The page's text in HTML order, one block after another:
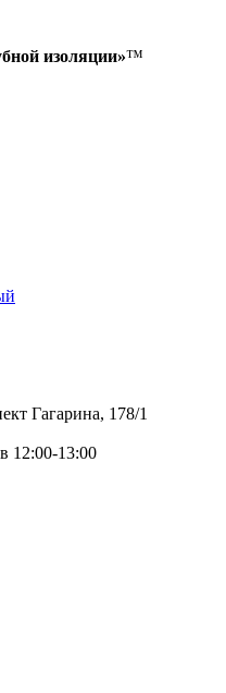
изоляции»™
Гагарина, 178/1
12:00-13:00